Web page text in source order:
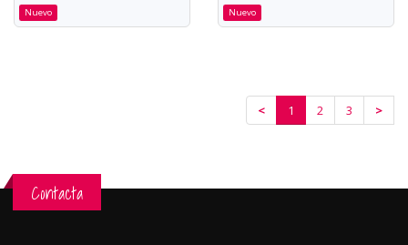
Nuevo Nuevo
< 1 2 3 >
Contacta